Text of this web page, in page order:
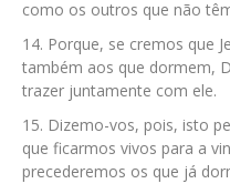
como os outros que não
Porque, se cremos que
também aos que dormem,
trazer juntamente com ele.
Dizemo-vos, pois, isto
que ficarmos vivos para a
precederemos os que já